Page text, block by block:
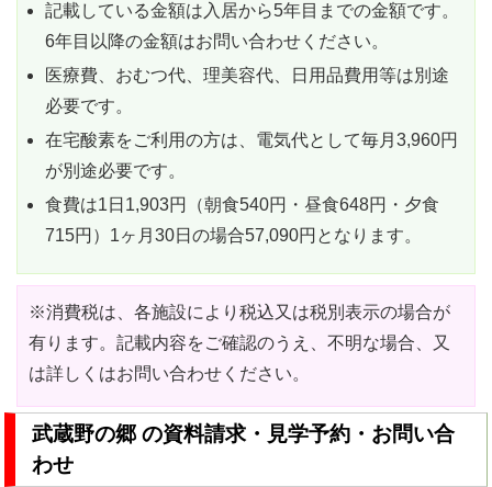
記載している金額は入居から5年目までの金額です。
6年目以降の金額はお問い合わせください。
医療費、おむつ代、理美容代、日用品費用等は別途
必要です。
在宅酸素をご利用の方は、電気代として毎月3,960円
が別途必要です。
食費は1日1,903円（朝食540円・昼食648円・夕食
715円）1ヶ月30日の場合57,090円となります。
※消費税は、各施設により税込又は税別表示の場合が
有ります。記載内容をご確認のうえ、不明な場合、又
は詳しくはお問い合わせください。
武蔵野の郷 の資料請求・見学予約・お問い合
わせ